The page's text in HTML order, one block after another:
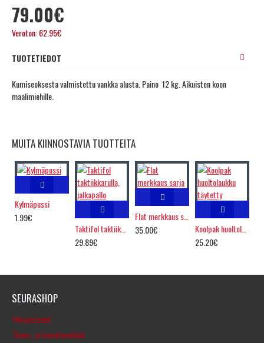
79.00€
Veroton: 62.95€
TUOTETIEDOT
Kumiseoksesta valmistettu vankka alusta. Paino 12 kg. Aikuisten koon
maalimiehille.
MUITA KIINNOSTAVIA TUOTTEITA
Kylmäpussi
1.99€
Taktifol taktiikkarulla, jalkapallo
29.89€
Flat merkkaus sarja
35.00€
Koolpak huoltolaukku täytetty
25.20€
SEURASHOP
Yhteystiedot
Tilaus- ja toimitusehdot